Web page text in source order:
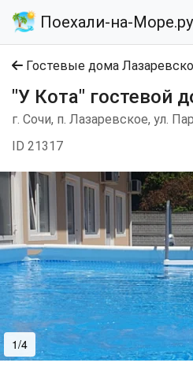
Поехали-на-Море.ру
Гостевые дома
"У Кота" гостевой
г. Сочи, п. Лазаревское, ул.
ID 21317
1/4